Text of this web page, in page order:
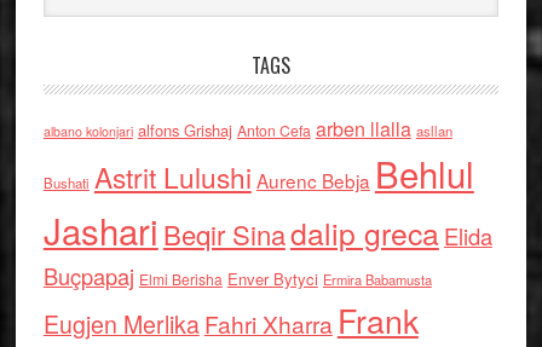
TAGS
albano kolonjari alfons Grishaj Anton Cefa arben llalla asllan
Bushati Astrit Lulushi Aurenc Bebja Behlul
Jashari Beqir Sinadalip grecaElida
Buçpapaj Elmi Berisha Enver Bytyci Ermira Babamusta
Eugjen MerlikaFahri Xharra Frank